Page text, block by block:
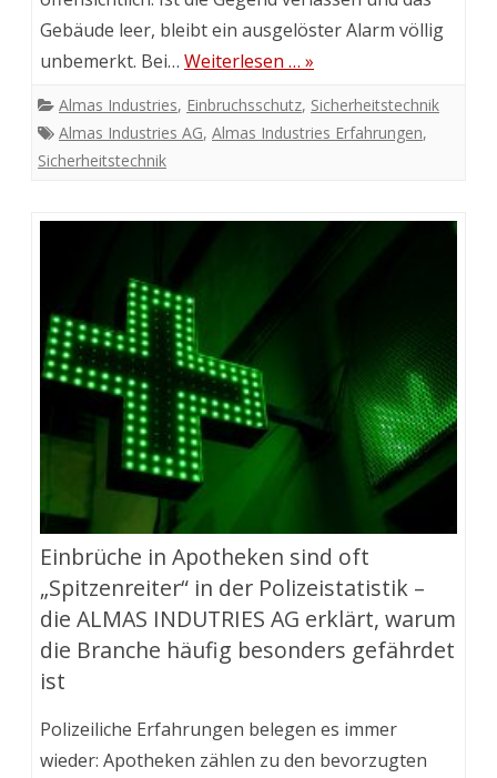
Gebäude leer, bleibt ein ausgelöster Alarm völlig
unbemerkt. Bei… Weiterlesen … »
Almas Industries, Einbruchsschutz, Sicherheitstechnik
Almas Industries AG, Almas Industries Erfahrungen,
Sicherheitstechnik
Einbrüche in Apotheken sind oft
„Spitzenreiter“ in der Polizeistatistik –
die ALMAS INDUTRIES AG erklärt, warum
die Branche häufig besonders gefährdet
ist
Polizeiliche Erfahrungen belegen es immer
wieder: Apotheken zählen zu den bevorzugten